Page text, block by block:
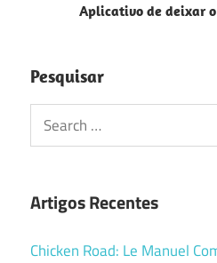
Aplicativo de deixar
Pesquisar
Search
for:
Artigos Recentes
Chicken Road: Le Manuel